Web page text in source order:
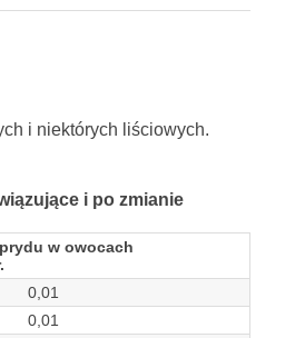
i niektórych liściowych.
i po zmianie
w owocach
0,01
0,01